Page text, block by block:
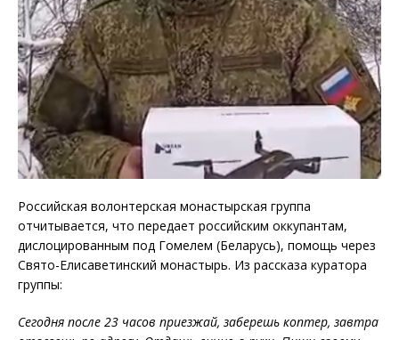
Российская волонтерская монастырская группа
отчитывается, что передает российским оккупантам,
дислоцированным под Гомелем (Беларусь), помощь через
Свято-Елисаветинский монастырь. Из рассказа куратора
группы:
Сегодня после 23 часов приезжай, заберешь коптер, завтра